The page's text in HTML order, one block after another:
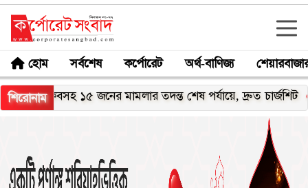
হোম সর্বশেষ কর্পোরেট অর্থ-বাণিজ্য
শিরোনাম১৫ জনের মামলার তদন্ত শেষ পর্যায়ে, দ্রুত চার্জশিট শান্তা